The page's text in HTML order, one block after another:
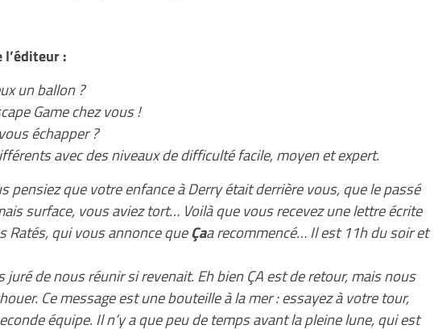
:
un ballon ?
Game chez vous !
échapper ?
avec des niveaux de difficulté facile, moyen et expert.
pensiez que votre enfance à Derry était derrière vous, que le passé
surface, vous aviez tort… Voilà que vous recevez une lettre écrite
Ratés, qui vous annonce queÇaa recommencé… Il est 11h du soir et
juré de nous réunir si revenait. Eh bien ÇA est de retour, mais nous
Ce message est une bouteille à la mer : essayez à votre tour,
équipe. Il n’y a que peu de temps avant la pleine lune, qui est